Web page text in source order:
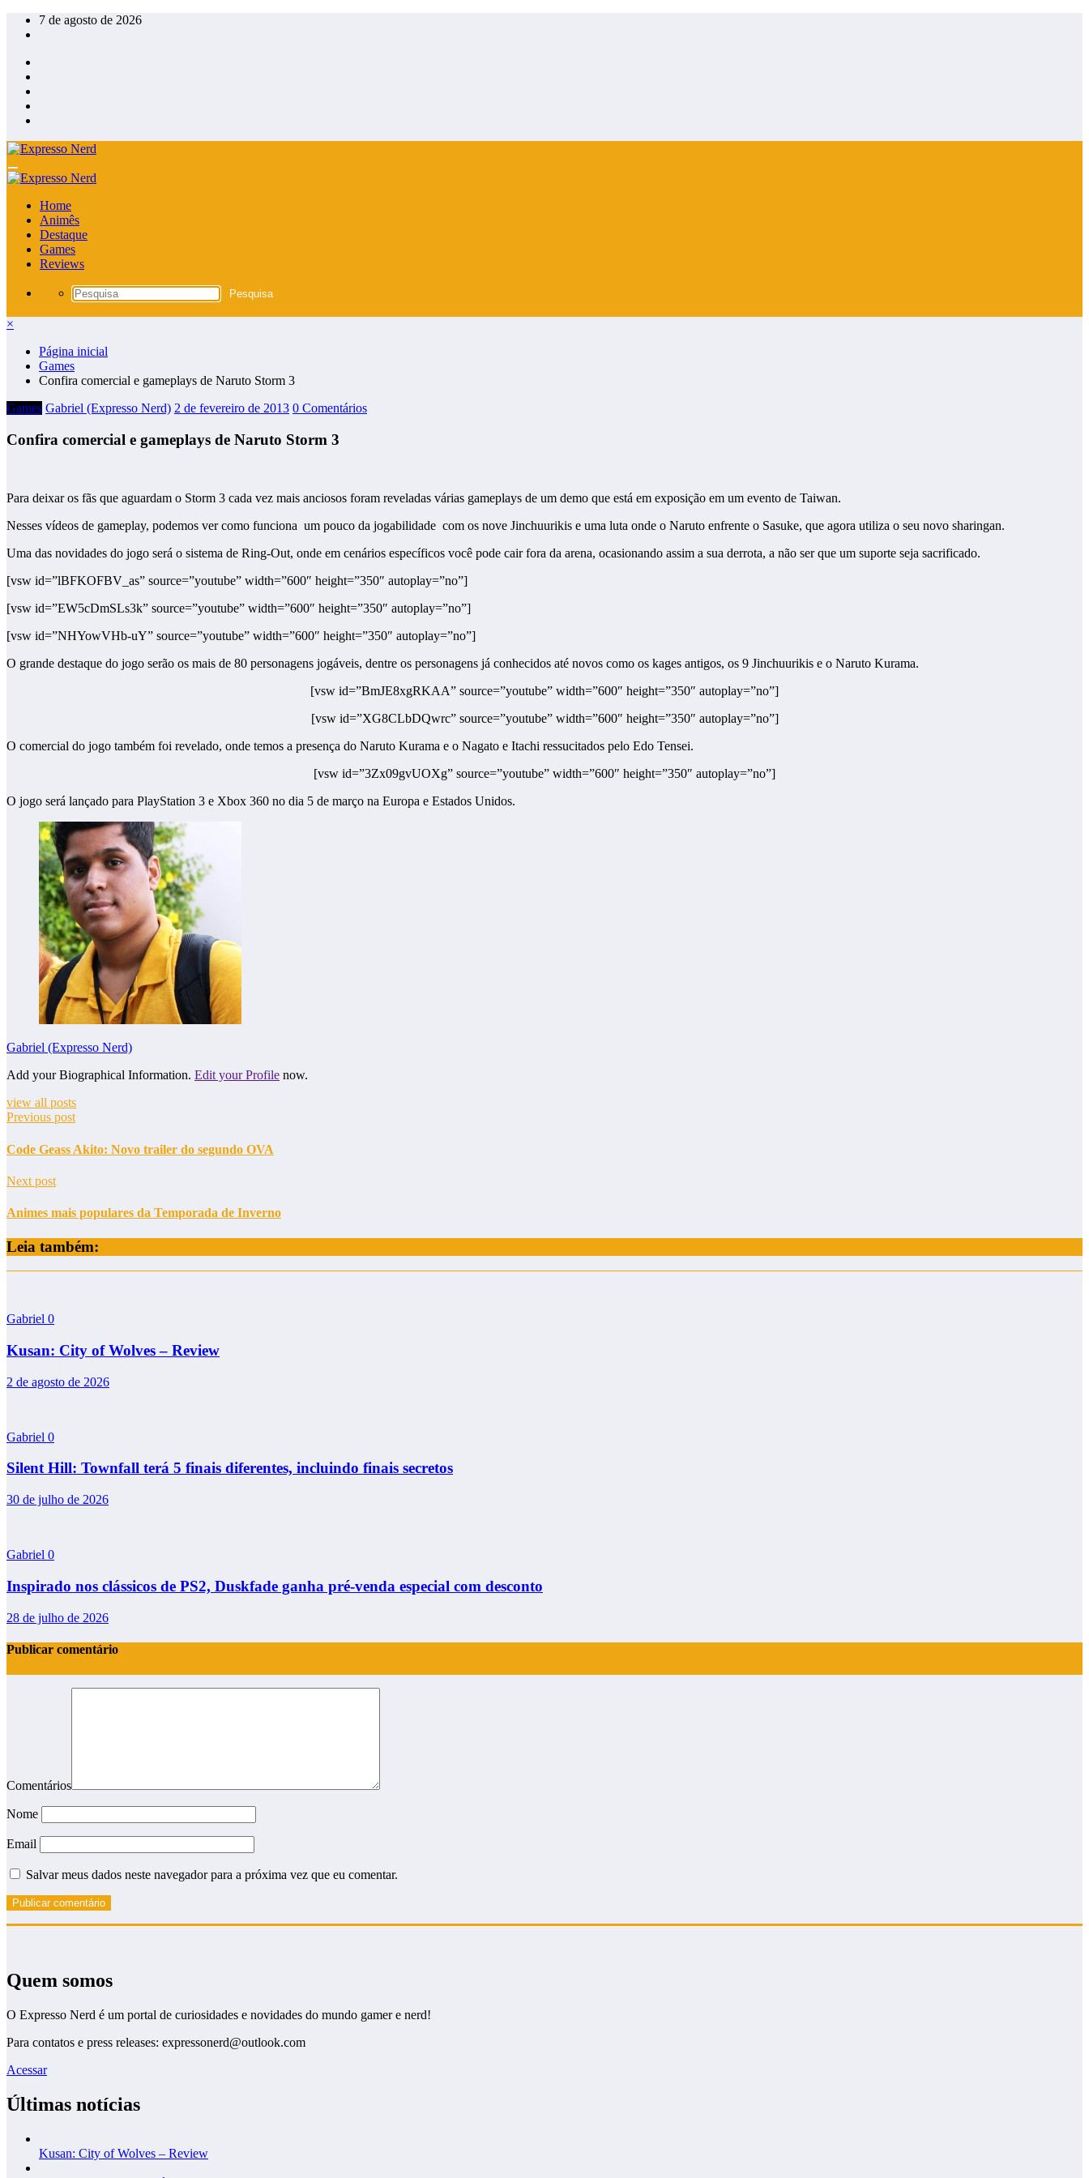
Pular
para
conteúdo
7 de agosto de 2026
Home
Animês
Destaque
Games
Reviews
×
Página inicial
Games
Confira comercial e gameplays de Naruto Storm 3
Games Gabriel (Expresso Nerd) 2 de fevereiro de 2013 0 Comentários
Confira comercial e gameplays de Naruto Storm 3
Para deixar os fãs que aguardam o Storm 3 cada vez mais anciosos foram reveladas várias gameplays de um demo que está em exposição em um evento de Taiwan.
Nesses vídeos de gameplay, podemos ver como funciona um pouco da jogabilidade com os nove Jinchuurikis e uma luta onde o Naruto enfrente o Sasuke, que agora utiliza o seu novo sharingan.
Uma das novidades do jogo será o sistema de Ring-Out, onde em cenários específicos você pode cair fora da arena, ocasionando assim a sua derrota, a não ser que um suporte seja sacrificado.
[vsw id=”lBFKOFBV_as” source=”youtube” width=”600″ height=”350″ autoplay=”no”]
[vsw id=”EW5cDmSLs3k” source=”youtube” width=”600″ height=”350″ autoplay=”no”]
[vsw id=”NHYowVHb-uY” source=”youtube” width=”600″ height=”350″ autoplay=”no”]
O grande destaque do jogo serão os mais de 80 personagens jogáveis, dentre os personagens já conhecidos até novos como os kages antigos, os 9 Jinchuurikis e o Naruto Kurama.
[vsw id=”BmJE8xgRKAA” source=”youtube” width=”600″ height=”350″ autoplay=”no”]
[vsw id=”XG8CLbDQwrc” source=”youtube” width=”600″ height=”350″ autoplay=”no”]
O comercial do jogo também foi revelado, onde temos a presença do Naruto Kurama e o Nagato e Itachi ressucitados pelo Edo Tensei.
[vsw id=”3Zx09gvUOXg” source=”youtube” width=”600″ height=”350″ autoplay=”no”]
O jogo será lançado para PlayStation 3 e Xbox 360 no dia 5 de março na Europa e Estados Unidos.
Gabriel (Expresso Nerd)
Add your Biographical Information. Edit your Profile now.
view all posts
Previous post
Code Geass Akito: Novo trailer do segundo OVA
Next post
Animes mais populares da Temporada de Inverno
Leia também:
Gabriel 0
Kusan: City of Wolves – Review
2 de agosto de 2026
Gabriel 0
Silent Hill: Townfall terá 5 finais diferentes, incluindo finais secretos
30 de julho de 2026
Gabriel 0
Inspirado nos clássicos de PS2, Duskfade ganha pré-venda especial com desconto
28 de julho de 2026
Publicar comentário
Comentários
Nome
Email
Salvar meus dados neste navegador para a próxima vez que eu comentar.
Quem somos
O Expresso Nerd é um portal de curiosidades e novidades do mundo gamer e nerd!
Para contatos e press releases: expressonerd@outlook.com
Acessar
Últimas notícias
Kusan: City of Wolves – Review